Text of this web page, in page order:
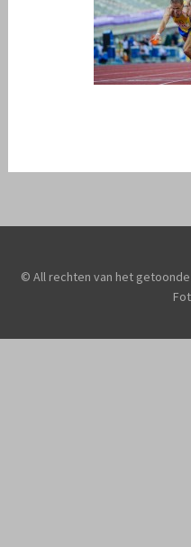
© All rechten van het